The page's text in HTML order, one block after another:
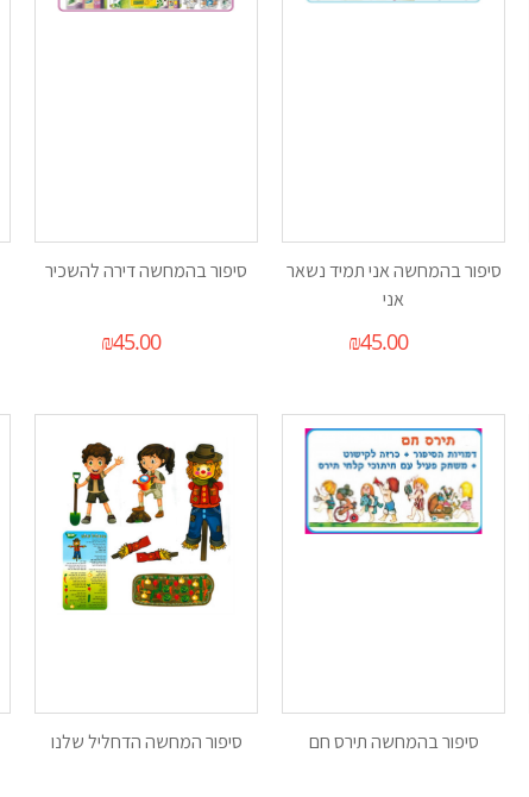
סיפור בהמחשה אני תמיד נשאר
אני
₪45.00
סיפור בהמחשה דירה להשכיר
₪45.00
סיפור בהמחשה תירס חם סיפור המחשה הדחליל שלנו